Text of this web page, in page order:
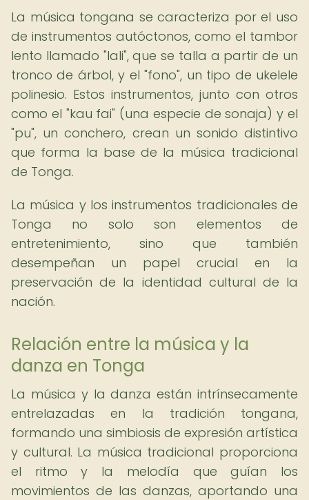
La música tongana se caracteriza por el uso
de instrumentos autóctonos, como el tambor
lento llamado "lali", que se talla a partir de un
tronco de árbol, y el "fono", un tipo de ukelele
polinesio. Estos instrumentos, junto con otros
como el "kau fai" (una especie de sonaja) y el
"pu", un conchero, crean un sonido distintivo
que forma la base de la música tradicional
de Tonga.
La música y los instrumentos tradicionales de
Tonga no solo son elementos de
entretenimiento, sino que también
desempeñan un papel crucial en la
preservación de la identidad cultural de la
nación.
Relación entre la música y la
danza en Tonga
La música y la danza están intrínsecamente
entrelazadas en la tradición tongana,
formando una simbiosis de expresión artística
y cultural. La música tradicional proporciona
el ritmo y la melodía que guían los
movimientos de las danzas, aportando una